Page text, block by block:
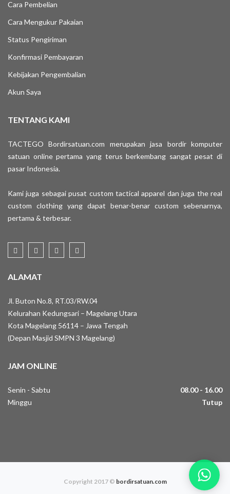
Cara Pembelian
Cara Mengukur Pakaian
Status Pengiriman
Konfirmasi Pembayaran
Kebijakan Pengembalian
Akun Saya
TENTANG KAMI
TACTEGO Bordirsatuan.com merupakan jasa bordir komputer
satuan online pertama yang terus berkembang sangat pesat di
pasar Indonesia.
Kami juga sebagai pusat custom tactical apparel dan juga the real
custom clothing yang dapat benar-benar custom sebenarnya,
pertama & terbesar.
ALAMAT
Jl. Buton No.8, RT.03/RW.04
Kelurahan Kedungsari – Magelang Utara
Kota Magelang 56114 – Jawa Tengah
(Depan Masjid SMPN 3 Magelang)
JAM ONLINE
Senin - Sabtu
08.00 - 16.00
Minggu
Tutup
Copyright 2017 © bordirsatuan.com